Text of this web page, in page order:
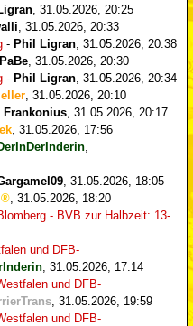
31.05.2026, 20:25
31.05.2026, 20:33
- Phil Ligran 31.05.2026, 20:38
PaBe 31.05.2026, 20:30
- Phil Ligran 31.05.2026, 20:34
31.05.2026, 20:10
Frankonius 31.05.2026, 20:17
31.05.2026, 17:56
31.05.2026, 18:05
31.05.2026, 18:20
- BVB zur Halbzeit: 13-
und DFB-
31.05.2026, 17:14
und DFB-
31.05.2026, 19:59
und DFB-